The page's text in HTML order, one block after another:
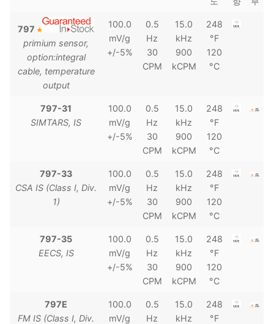
797
primium sensor,
option:integral
cable, temperature
output
100.0
mV/g
+/-5%
0.5
Hz
30
CPM
15.0
kHz
900
kCPM
248
°F
120
°C
797-31
SIMTARS, IS
100.0
mV/g
+/-5%
0.5
Hz
30
CPM
15.0
kHz
900
kCPM
248
°F
120
°C
797-33
CSA IS (Class I, Div.
1)
100.0
mV/g
+/-5%
0.5
Hz
30
CPM
15.0
kHz
900
kCPM
248
°F
120
°C
797-35
EECS, IS
100.0
mV/g
+/-5%
0.5
Hz
30
CPM
15.0
kHz
900
kCPM
248
°F
120
°C
797E
FM IS (Class I, Div.
100.0
mV/g
0.5
Hz
15.0
kHz
248
°F